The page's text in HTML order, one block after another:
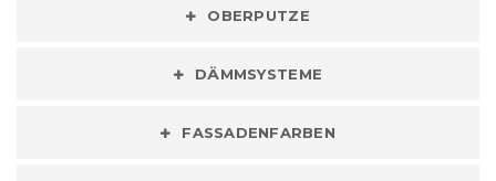
OBERPUTZE
DÄMMSYSTEME
FASSADENFARBEN